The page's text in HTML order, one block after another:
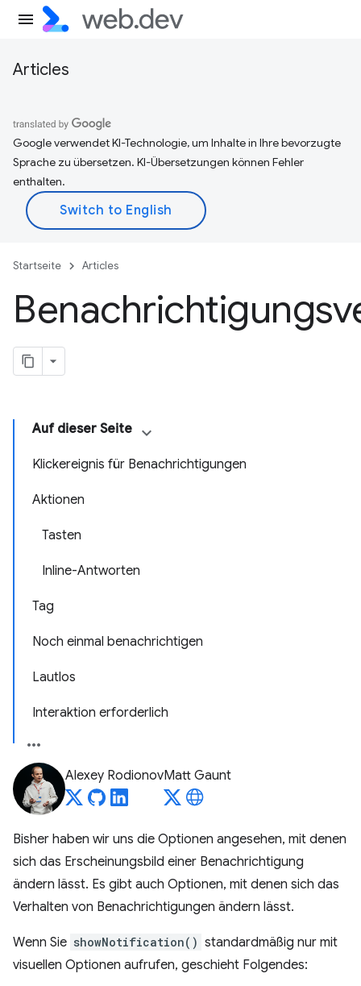
Articles
Google verwendet KI-Technologie, um Inhalte in Ihre bevorzugte
Sprache zu übersetzen. KI-Übersetzungen können Fehler
enthalten.
Startseite Articles
Auf dieser Seite
Klickereignis für Benachrichtigungen
Aktionen
Tasten
Inline-Antworten
Tag
Noch einmal benachrichtigen
Lautlos
Interaktion erforderlich
Alexey RodionovMatt Gaunt
Bisher haben wir uns die Optionen angesehen, mit denen
sich das Erscheinungsbild einer Benachrichtigung
ändern lässt. Es gibt auch Optionen, mit denen sich das
Verhalten von Benachrichtigungen ändern lässt.
Wenn Sie showNotification() standardmäßig nur mit
visuellen Optionen aufrufen, geschieht Folgendes: